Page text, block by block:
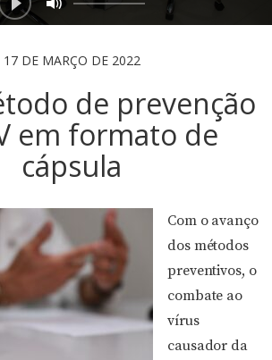
17 DE MARÇO DE 2022
de prevenção
em formato de
cápsula
Com o avanço
dos métodos
preventivos, o
combate ao
vírus
causador da